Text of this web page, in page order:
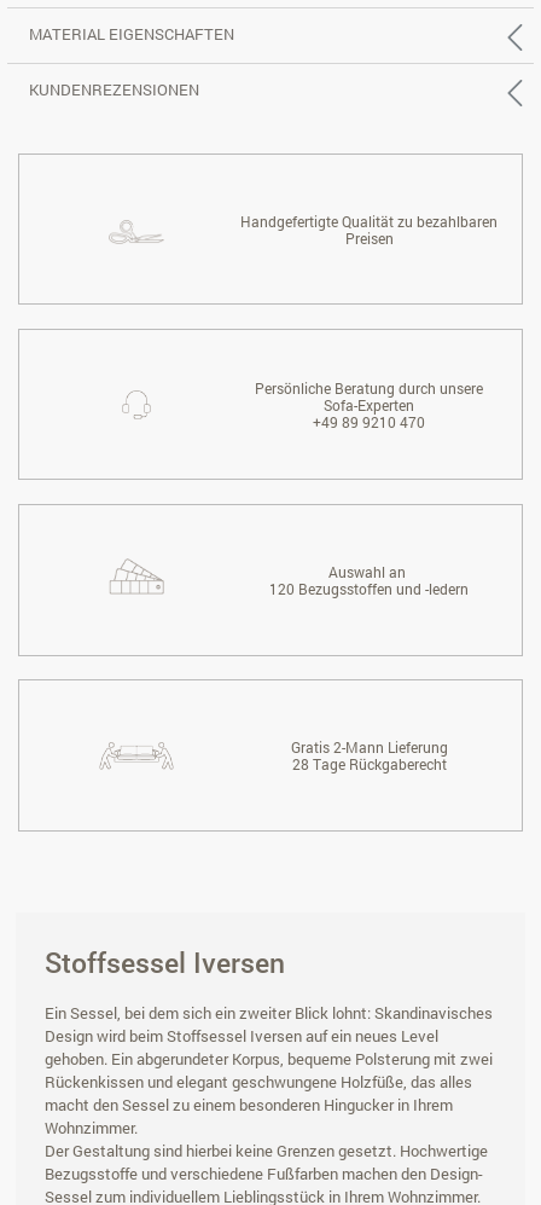
MATERIAL EIGENSCHAFTEN
KUNDENREZENSIONEN
Handgefertigte Qualität zu bezahlbaren
Preisen
Persönliche Beratung durch unsere
Sofa-Experten
+49 89 9210 470
Auswahl an
120 Bezugsstoffen und -ledern
Gratis 2-Mann Lieferung
28 Tage Rückgaberecht
Stoffsessel Iversen
Ein Sessel, bei dem sich ein zweiter Blick lohnt: Skandinavisches
Design wird beim Stoffsessel Iversen auf ein neues Level
gehoben. Ein abgerundeter Korpus, bequeme Polsterung mit zwei
Rückenkissen und elegant geschwungene Holzfüße, das alles
macht den Sessel zu einem besonderen Hingucker in Ihrem
Wohnzimmer.
Der Gestaltung sind hierbei keine Grenzen gesetzt. Hochwertige
Bezugsstoffe und verschiedene Fußfarben machen den Design-
Sessel zum individuellem Lieblingsstück in Ihrem Wohnzimmer.